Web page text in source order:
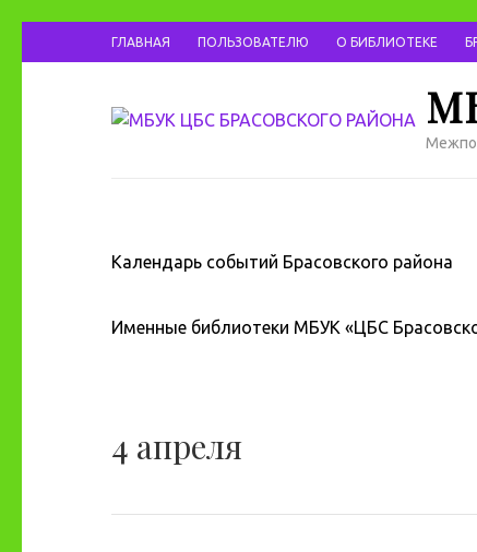
ГЛАВНАЯ ПОЛЬЗОВАТЕЛЮ О БИБЛИОТЕКЕ
Календарь событий Брасовского района
Именные библиотеки МБУК «ЦБС
4 апреля